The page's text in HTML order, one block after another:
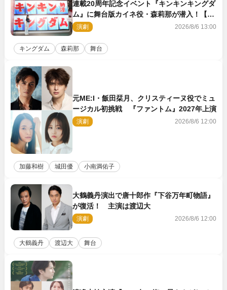
連載20周年記念イベント『キンキンキングダ
ム』に舞台版カイネ役・森莉那が潜入！【密
着レポート】
演劇 2026/8/6 13:00
キングダム 森莉那 舞台
元ME:I・飯田栞月、クリスティーヌ役でミュ
ージカル初挑戦 『ファントム』2027年上演
演劇 2026/8/6 12:00
加藤和樹 城田優 小南満佑子
大鶴義丹演出で唐十郎作『下谷万年町物語』
が復活！ 主演は渡辺大
演劇 2026/8/6 12:00
大鶴義丹 渡辺大 舞台